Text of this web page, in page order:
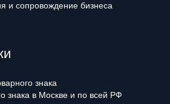
и сопровождение бизнеса
знака
знака в Москве и по всей РФ